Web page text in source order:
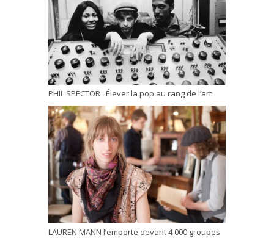
PHIL SPECTOR : Élever la pop au rang de l’art
LAUREN MANN l’emporte devant 4 000 groupes